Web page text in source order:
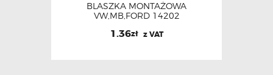
BLASZKA MONTAŻOWA
VW,MB,FORD 14202
1.36zł z VAT